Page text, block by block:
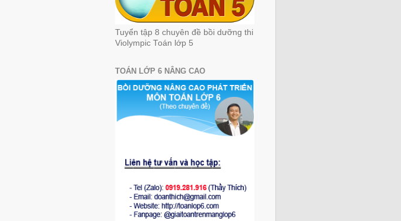
Tuyển tập 8 chuyên đề bồi dưỡng thi
Violympic Toán lớp 5
TOÁN LỚP 6 NÂNG CAO